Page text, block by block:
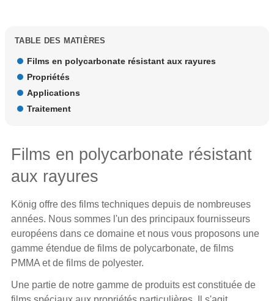
TABLE DES MATIÈRES
Films en polycarbonate résistant aux rayures
Propriétés
Applications
Traitement
Films en polycarbonate résistant
aux rayures
König offre des films techniques depuis de nombreuses
années. Nous sommes l'un des principaux fournisseurs
européens dans ce domaine et nous vous proposons une
gamme étendue de films de polycarbonate, de films
PMMA et de films de polyester.
Une partie de notre gamme de produits est constituée de